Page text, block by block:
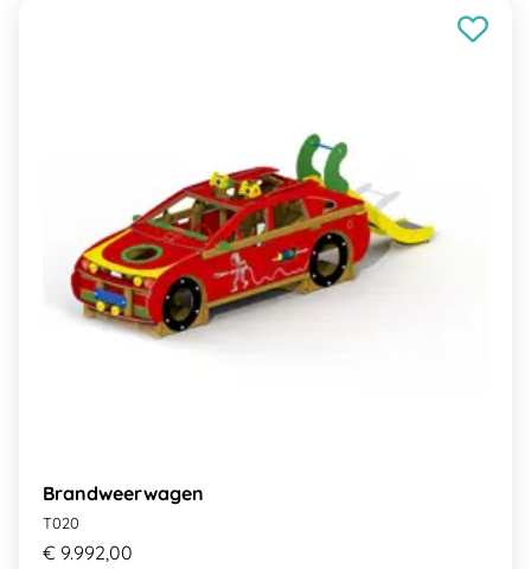
Brandweerwagen
T020
€ 9.992,00